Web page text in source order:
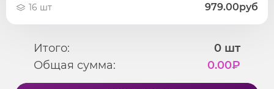
16 шт 979.00руб
Итого: 0 шт
Общая сумма:
0.00₽